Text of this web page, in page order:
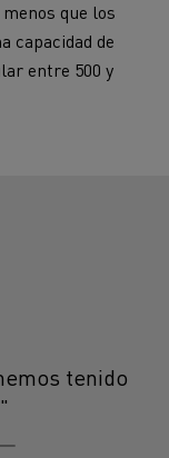
que los
capacidad de
entre 500 y
tenido